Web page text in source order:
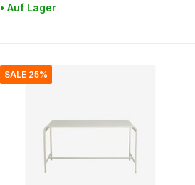
• Auf Lager
SALE 25%